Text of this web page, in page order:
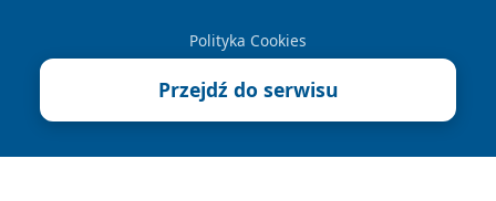
Polityka Cookies
Przejdź do serwisu